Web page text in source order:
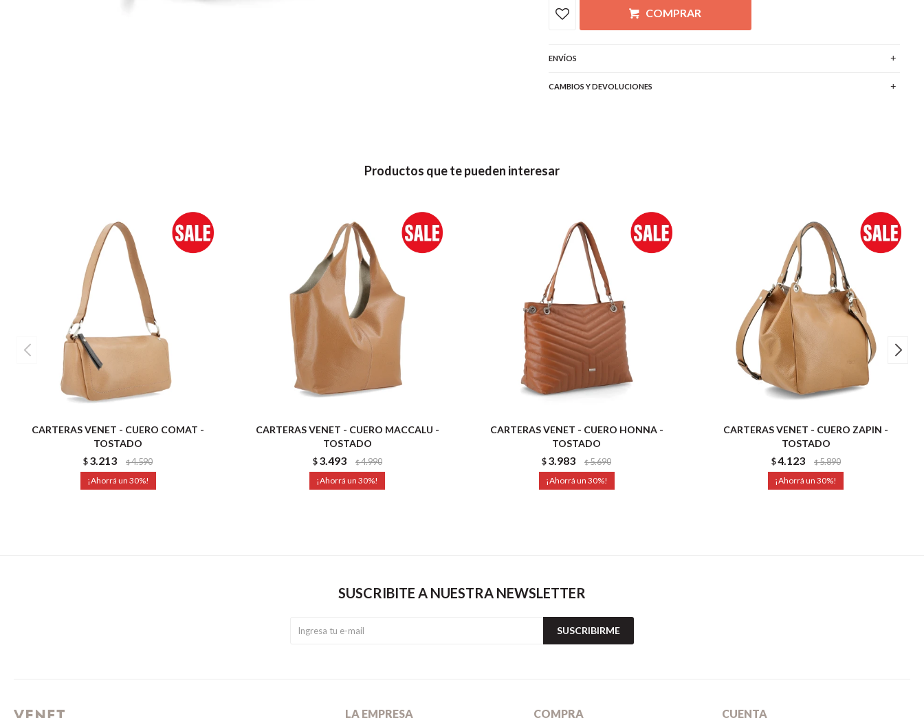
COMPRAR
ENVÍOS
CAMBIOS Y DEVOLUCIONES
Productos que te pueden interesar
CARTERAS VENET - CUERO COMAT -
TOSTADO
$3.213 $4.590
30
CARTERAS VENET - CUERO MACCALU -
TOSTADO
$ 3.493 $4.990
30
CARTERAS VENET - CUERO HONNA -
TOSTADO
$3.983 $5.690
30
CARTERAS VENET - CUERO ZAPIN -
TOSTADO
$4.123 $5.890
30
LA EMPRESA COMPRA CUENTA
SUSCRIBITE A NUESTRA NEWSLETTER
SUSCRIBIRME